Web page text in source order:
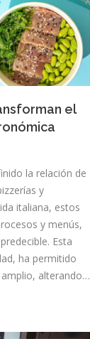
el
la relación de
y
italiana, estos
y menús,
Esta
ha permitido
amplio, alterando…